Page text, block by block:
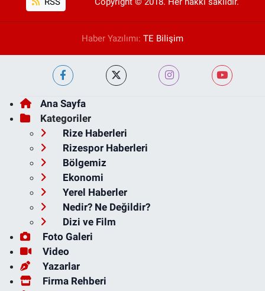
Haber Yazılımı: TE Bilişim
Ana Sayfa
Kategoriler
Rize Haberleri
Rizespor Haberleri
Bölgemiz
Ekonomi
Yerel Haberler
Nedir? Ne Değildir?
Dizi ve Film
Foto Galeri
Video
Yazarlar
Firma Rehberi